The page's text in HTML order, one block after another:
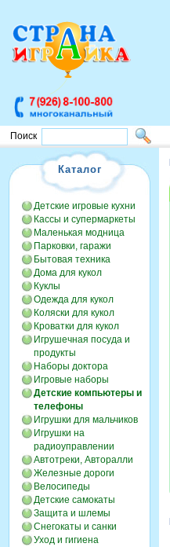
Поиск
Каталог
Детские игровые кухни
Кассы и супермаркеты
Маленькая модница
Парковки, гаражи
Бытовая техника
Дома для кукол
Куклы
Одежда для кукол
Коляски для кукол
Кроватки для кукол
Игрушечная посуда и
продукты
Наборы доктора
Игровые наборы
Детские компьютеры и
телефоны
Игрушки для мальчиков
Игрушки на
радиоуправлении
Автотреки, Авторалли
Железные дороги
Велосипеды
Детские самокаты
Защита и шлемы
Снегокаты и санки
Уход и гигиена